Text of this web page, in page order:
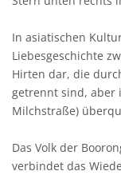
In asiatischen
Liebesgeschichte
Hirten dar, die
getrennt sind, aber
Milchstraße)
Das Volk der
verbindet das